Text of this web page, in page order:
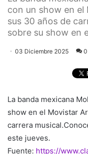
con un show en el
sus 30 años de
sobre su show en
03 Diciembre 2025 0
La banda mexicana
show en el Movistar
carrera
este jueves.
Fuente: https://